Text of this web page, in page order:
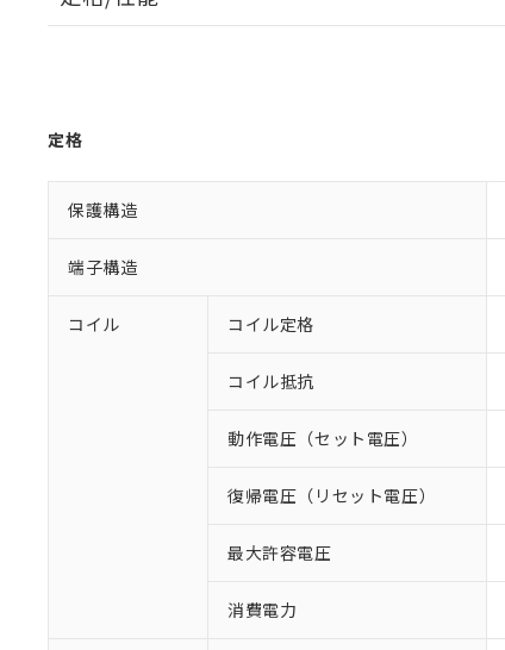
定格
保護構造
端子構造
コイル コイル定格
コイル抵抗
動作電圧（セット電圧）
復帰電圧（リセット電圧）
最大許容電圧
消費電力